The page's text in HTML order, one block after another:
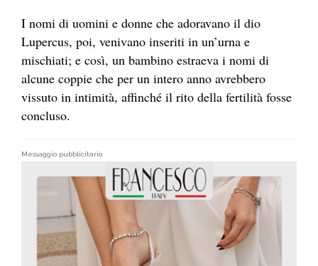
I nomi di uomini e donne che adoravano il dio
Lupercus, poi, venivano inseriti in un’urna e
mischiati; e così, un bambino estraeva i nomi di
alcune coppie che per un intero anno avrebbero
vissuto in intimità, affinché il rito della fertilità fosse
concluso.
Messaggio pubblicitario